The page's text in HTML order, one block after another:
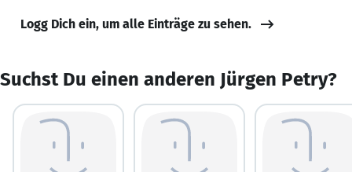
Logg Dich ein, um alle Einträge zu sehen.
Suchst Du einen anderen Jürgen Petry?